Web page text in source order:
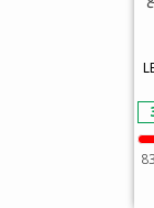
83 من 100 تم